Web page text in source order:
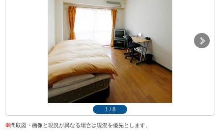
1 / 8
※間取図・画像と現況が異なる場合は現況を優先とします。